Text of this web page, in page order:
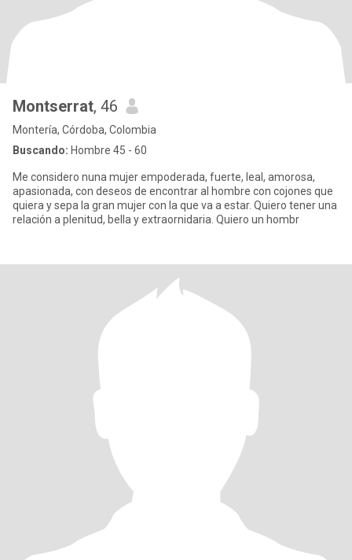
Montserrat, 46
Montería, Córdoba, Colombia
Buscando: Hombre 45 - 60
Me considero nuna mujer empoderada, fuerte, leal, amorosa,
apasionada, con deseos de encontrar al hombre con cojones que
quiera y sepa la gran mujer con la que va a estar. Quiero tener una
relación a plenitud, bella y extraornidaria. Quiero un hombr